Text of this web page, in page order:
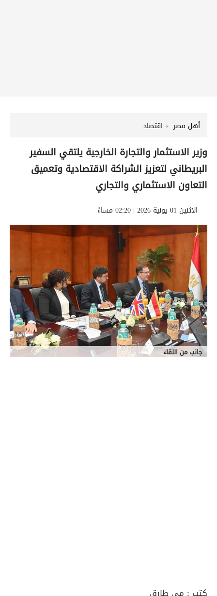
أهل مصر اقتصاد
وزير الاستثمار والتجارة الخارجية يلتقي السفير
البريطاني لتعزيز الشراكة الاقتصادية وتعميق
التعاون الاستثماري والتجاري
الاثنين 01 يونية 2026 | 02:20 مساءً
جانب من اللقاء